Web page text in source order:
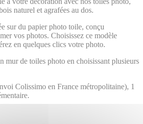
naturel et agrafées au dos.
sur du papier photo toile, conçu
vos photos. Choisissez ce modèle
en quelques clics votre photo.
mur de toiles photo en choisissant plusieurs
Colissimo en France métropolitaine), 1